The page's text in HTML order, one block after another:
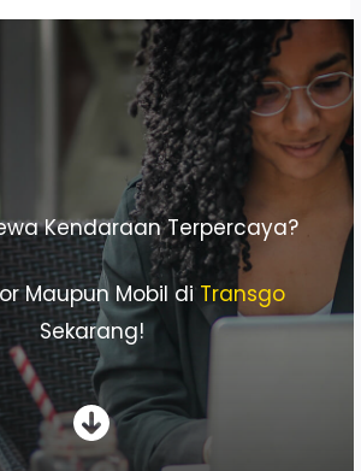
Kendaraan Terpercaya?
Maupun Mobil diTransgo
Sekarang!